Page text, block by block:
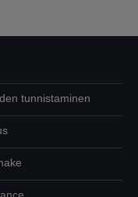
tunnistaminen